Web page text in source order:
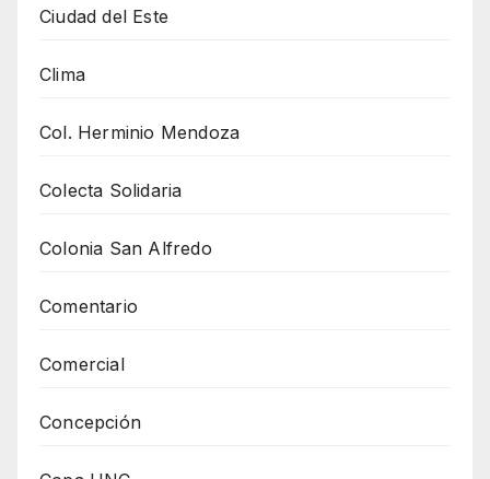
Ciudad del Este
Clima
Col. Herminio Mendoza
Colecta Solidaria
Colonia San Alfredo
Comentario
Comercial
Concepción